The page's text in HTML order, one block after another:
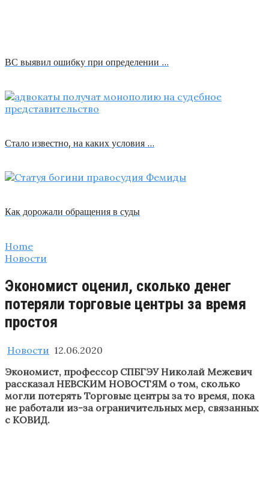
ВС выявил ошибку при определении …
Стало известно, на каких условия …
Как дорожали обращения в суды
Home
Новости
Экономист оценил, сколько денег
потеряли торговые центры за время
простоя
Новости 12.06.2020
Экономист, профессор СПБГЭУ Николай Межевич
рассказал НЕВСКИМ НОВОСТЯМ о том, сколько
могли потерять Торговые центры за то время, пока
не работали из-за ограничительных мер, связанных
с КОВИД.